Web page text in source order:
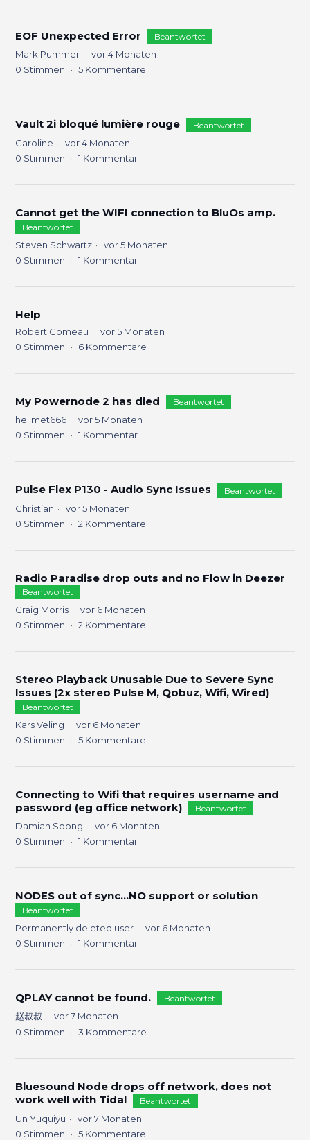
EOF Unexpected Error Beantwortet
Mark Pummer
vor 4 Monaten
0 Stimmen 5 Kommentare
Vault 2i bloqué lumière rouge Beantwortet
Caroline
vor 4 Monaten
0 Stimmen 1 Kommentar
Cannot get the WIFI connection to BluOs amp.
Beantwortet
Steven Schwartz
vor 5 Monaten
0 Stimmen 1 Kommentar
Help
Robert Comeau
vor 5 Monaten
0 Stimmen 6 Kommentare
My Powernode 2 has died Beantwortet
hellmet666
vor 5 Monaten
0 Stimmen 1 Kommentar
Pulse Flex P130 - Audio Sync Issues Beantwortet
Christian
vor 5 Monaten
0 Stimmen 2 Kommentare
Radio Paradise drop outs and no Flow in Deezer
Beantwortet
Craig Morris
vor 6 Monaten
0 Stimmen 2 Kommentare
Stereo Playback Unusable Due to Severe Sync
Issues (2x stereo Pulse M, Qobuz, Wifi, Wired)
Beantwortet
Kars Veling
vor 6 Monaten
0 Stimmen 5 Kommentare
Connecting to Wifi that requires username and
password (eg office network)
Beantwortet
Damian Soong
vor 6 Monaten
0 Stimmen 1 Kommentar
NODES out of sync…NO support or solution
Beantwortet
Permanently deleted user
vor 6 Monaten
0 Stimmen 1 Kommentar
QPLAY cannot be found. Beantwortet
赵叔叔
vor 7 Monaten
0 Stimmen 3 Kommentare
Bluesound Node drops off network, does not
work well with Tidal
Beantwortet
Un Yuquiyu
vor 7 Monaten
0 Stimmen 5 Kommentare